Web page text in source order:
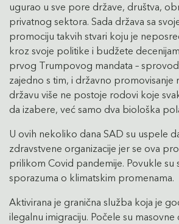
ugurao u sve pore države, društva,
privatnog sektora. Sada država sa
promociju takvih stvari koju je
kroz svoje politike i budžete
prvog Trumpovog mandata –
zajedno s tim, i državno promovisanje
državu više ne postoje rodovi koje
da izabere, već samo dva biološka
U ovih nekoliko dana SAD su uspele
zdravstvene organizacije jer se ova
prilikom Covid pandemije. Povukle su
sporazuma o klimatskim promenama.
Aktivirana je granična služba koja je
ilegalnu imigraciju. Počele su